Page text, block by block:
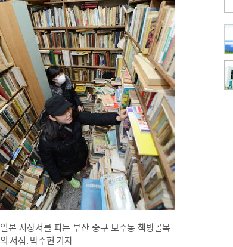
일본 사상서를 파는 부산 중구 보수동 책방골목
의 서점. 박수현 기자